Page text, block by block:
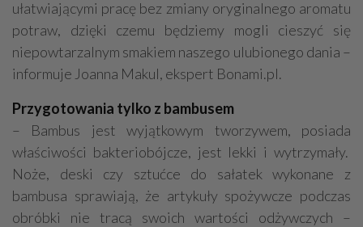
ułatwiającymi pracę bez zmiany oryginalnego aromatu
potraw, dzięki czemu będziemy mogli cieszyć się
niepowtarzalnym smakiem naszego ulubionego dania –
informuje Joanna Makul, ekspert Bonami.pl.
Przygotowania tylko z bambusem
– Bambus jest wyjątkowym tworzywem, posiada
właściwości bakteriobójcze, jest lekki i wytrzymały.
Noże, deski czy sztućce do sałatek wykonane z
bambusa sprawiają, że artykuły spożywcze podczas
obróbki nie tracą swoich wartości odżywczych –